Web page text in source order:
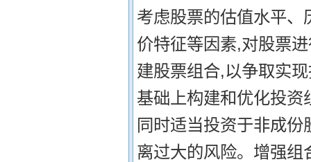
考虑股票的估值水平
价特征等因素,对股票
建股票组合,以争取实
基础上构建和优化投
同时适当投资于非成
离过大的风险。增强